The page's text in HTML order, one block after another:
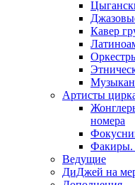
Кавер
Артисты
номера
Факиры.
Ведущие
ДиДжей на